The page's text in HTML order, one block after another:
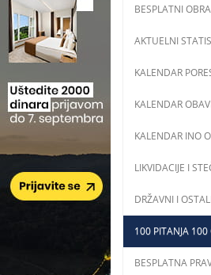
BESPLATNI
AKTUELNI
KALENDAR
KALENDAR
KALENDAR INO
LIKVIDACIJE I
DRŽAVNI I
100 PITANJA 100
BESPLATNA